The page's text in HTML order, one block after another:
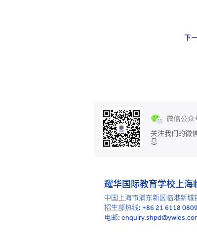
下
关注我们的微
息
耀华国际教育学校上海
中国上海市浦东新区临港新城
招生部热线: +86 21 6118 0809
电邮: